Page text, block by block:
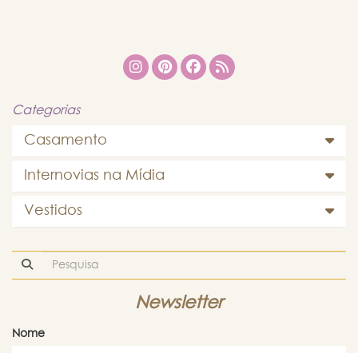
Categorias
Casamento
Internovias na Mídia
Vestidos
Newsletter
Nome